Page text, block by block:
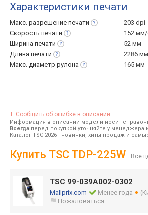
Характеристики печати
Макс. разрешение печати
203 dpi
Скорость печати
152
Ширина печати
52 мм
Длина печати
2286 мм
Макс. диаметр рулона 165 мм
Сообщить об ошибке в описании
Информация в описании модели носит
Всегда перед покупкой уточняйте у менеджера
Каталог TSC 2026 - новинки, хиты продаж и
Купить TSC TDP-225W Все
TSC 99-039A002-0302
Mallprix.com Менее года
Пожаловаться